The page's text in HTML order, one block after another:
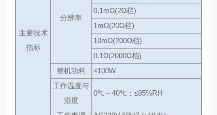
主要技术
指标
分辨率
0.1mΩ(2Ω档)
1mΩ(20Ω档)
10mΩ(200Ω档)
0.1Ω(2000Ω档)
整机功耗
≤100W
工作温度与
湿度
0℃～40℃；≤85%RH